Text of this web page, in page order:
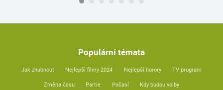
Populární témata
Jak zhubnout Nejlepší filmy 2024 Nejlepší horory TV program
Změna času Partie Počasí Kdy budou volby